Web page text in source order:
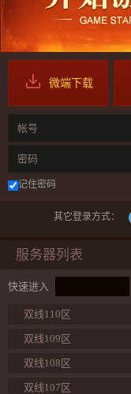
微端下载
帐号
密码
记住密码
其它登录方式：
服务器列表
快速进入
双线110区
双线109区
双线108区
双线107区